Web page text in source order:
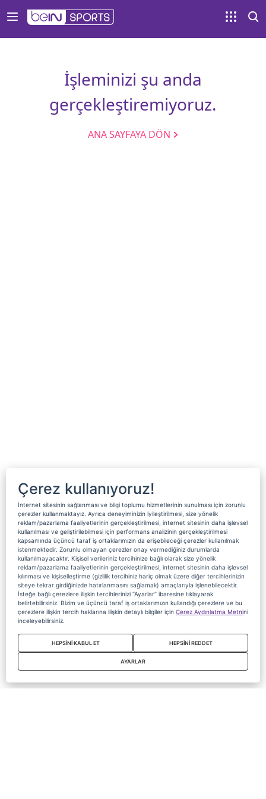
İşleminizi şu anda
gerçekleştiremiyoruz.
ANA SAYFAYA DÖN
Çerez kullanıyoruz!
İnternet sitesinin sağlanması ve bilgi toplumu hizmetlerinin sunulması için zorunlu
çerezler kullanmaktayız. Ayrıca deneyiminizin iyileştirilmesi, size yönelik
reklam/pazarlama faaliyetlerinin gerçekleştirilmesi, internet sitesinin daha işlevsel
kullanılması ve geliştirilebilmesi için performans analizinin gerçekleştirilmesi
kapsamında üçüncü taraf iş ortaklarımızın da erişebileceği çerezler kullanılmak
istenmektedir. Zorunlu olmayan çerezler onay vermediğiniz durumlarda
kullanılmayacaktır. Kişisel verileriniz tercihinize bağlı olarak size yönelik
reklam/pazarlama faaliyetlerinin gerçekleştirilmesi, internet sitesinin daha işlevsel
kılınması ve kişiselleştirme (gizlilik tercihiniz hariç olmak üzere diğer tercihlerinizin
siteye tekrar girdiğinizde hatırlanmasını sağlamak) amaçlarıyla işlenebilecektir.
İsteğe bağlı çerezlere ilişkin tercihlerinizi “Ayarlar” ibaresine tıklayarak
belirtebilirsiniz. Bizim ve üçüncü taraf iş ortaklarımızın kullandığı çerezlere ve bu
çerezlere ilişkin tercih haklarına ilişkin detaylı bilgiler için Çerez Aydınlatma Metnini
inceleyebilirsiniz.
HEPSİNİ KABUL ET HEPSİNİ REDDET
AYARLAR